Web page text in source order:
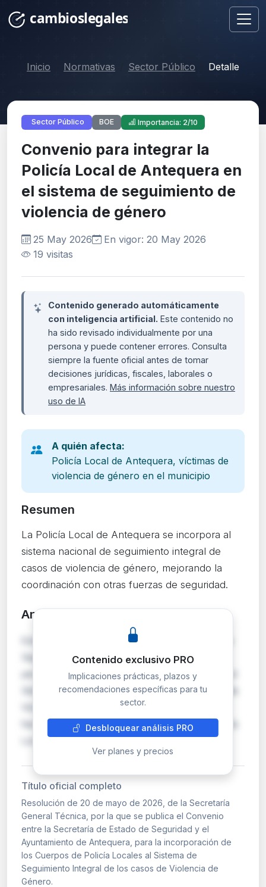
Inicio Normativas Sector Público Detalle
Sector Público BOE Importancia: 2/10
Convenio para integrar la
Policía Local de Antequera en
el sistema de seguimiento de
violencia de género
25 May 2026
En vigor: 20 May 2026
19 visitas
Contenido generado automáticamente
con inteligencia artificial. Este contenido no
ha sido revisado individualmente por una
persona y puede contener errores. Consulta
siempre la fuente oficial antes de tomar
decisiones jurídicas, fiscales, laborales o
empresariales. Más información sobre nuestro
uso de IA
A quién afecta:
Policía Local de Antequera, víctimas de
violencia de género en el municipio
Resumen
La Policía Local de Antequera se incorpora al
sistema nacional de seguimiento integral de
casos de violencia de género, mejorando la
coordinación con otras fuerzas de seguridad.
Análisis detallado
Este convenio entre la Secretaría de Estado de
Seguridad y el Ayuntamiento de Antequera
permite a la Policía Local acceder y alimentar el
Sistema de Seguimiento Integral de los casos de
Violencia de Género (VioGén). La integración
facilita la coordinación operativa entre la Policía
Local y los Cuerpos y Fuerzas de Segu…
Contenido exclusivo PRO
Implicaciones prácticas, plazos y
recomendaciones específicas para tu
sector.
Desbloquear análisis PRO
Ver planes y precios
Título oficial completo
Resolución de 20 de mayo de 2026, de la Secretaría
General Técnica, por la que se publica el Convenio
entre la Secretaría de Estado de Seguridad y el
Ayuntamiento de Antequera, para la incorporación de
los Cuerpos de Policía Locales al Sistema de
Seguimiento Integral de los casos de Violencia de
Género.